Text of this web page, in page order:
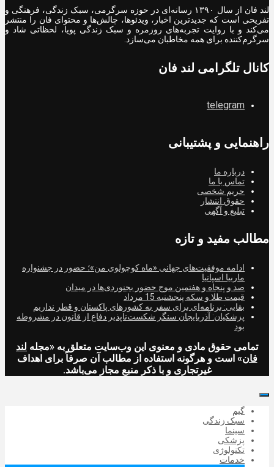
لند فان از سال ۱۳۹۰ رسانه‌ای در حوزه سرگرمی، سبک زندگی، فرهنگی و
تفریحی است که جدیدترین اخبار، ویدئوها، چالش‌ها و محتوای فان را منتشر
می‌کند و با روایت تجربه‌های روزمره و سبک زندگی پویا، لحظاتی شاد و
سرگرم‌کننده برای همه مخاطبان می‌سازد.
کانال تلگرامی لند فان
telegram
راهنمایی و پشتیبانی
درباره ما
تماس با ما
حریم شخصی
حقوق انتشار
تبلیغ و آگهی
مطالب مفید و تازه
ادامه موفقیت‌های جهانی «ماه کوچولوی من»؛ حضور در جشنواره
ماربیا اسپانیا
صد و پنجاه و هفتمین موج حضور بجنوردی‌ها در میدان
قیمت طلا و سکه پنجشنبه 15 مرداد
بقایی: برنامه‌ای برای سفر به کشورهای پاکستان و قطر نداریم
پزشکیان: آذربایجان سنگر شکست‌ناپذیر دفاع از قانون در مشروطه
بود
تمامی حقوق مادی و معنوی این وب‌سایت متعلق به «مجله لند
فان» است و هرگونه استفاده از مطالب آن صرفاً برای اهداف
غیرتجاری و با ذکر منبع مجاز می‌باشد.
گیم
سبک زندگی
سینما
پزشکی
تکنولوژی
خدمات